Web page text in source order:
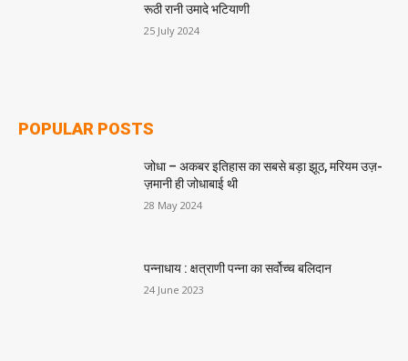
रूठी रानी उमादे भटियाणी
25 July 2024
POPULAR POSTS
जोधा – अकबर इतिहास का सबसे बड़ा झूठ, मरियम उज़-
ज़मानी ही जोधाबाई थी
28 May 2024
पन्नाधाय : क्षत्राणी पन्ना का सर्वोच्च बलिदान
24 June 2023